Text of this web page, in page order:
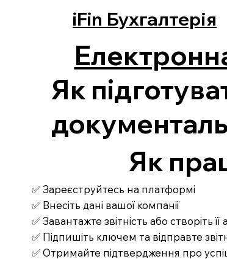
iFin Бухгалтерія
Електронна
Як
Як
✅ Зареєструйтесь на платформі
✅ Внесіть дані вашої компанії
✅ Завантажте звітність або створіть
✅ Підпишіть ключем та відправте
✅ Отримайте підтвердження про